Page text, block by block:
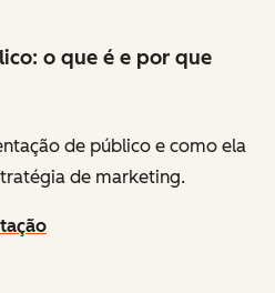
o que é e por que
de público e como ela
de marketing.